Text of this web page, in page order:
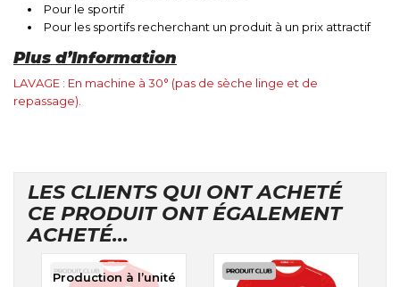
Pour le sportif
Pour les sportifs recherchant un produit à un prix attractif
Plus d’Information
LAVAGE : En machine à 30° (pas de sèche linge et de
repassage).
LES CLIENTS QUI ONT ACHETÉ
CE PRODUIT ONT ÉGALEMENT
ACHETÉ...
Production à l’unité